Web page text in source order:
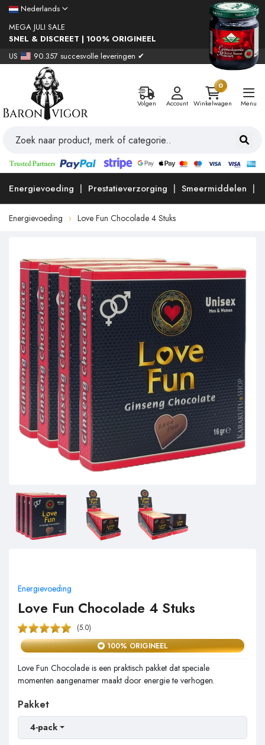
Nederlands
MEGA JULI SALE
SNEL & DISCREET | 100% ORIGINEEL
US
90.357 succesvolle leveringen ✔
Volgen Account
0
Winkelwagen
Menu
Energievoeding Prestatieverzorging Smeermiddelen
Energievoeding Love Fun Chocolade 4 Stuks
Energievoeding
Love Fun Chocolade 4 Stuks
(5.0)
100% ORIGINEEL
Love Fun Chocolade is een praktisch pakket dat speciale
momenten aangenamer maakt door energie te verhogen.
Pakket
4-pack